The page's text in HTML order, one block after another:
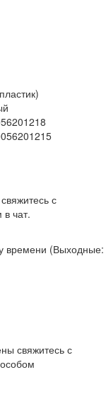
с
чат.
времени (Выходные:
свяжитесь с